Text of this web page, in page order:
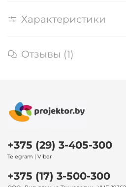
Характеристики
Отзывы (1)
+375 (29) 3-405-300
Telegram | Viber
+375 (17) 3-500-300